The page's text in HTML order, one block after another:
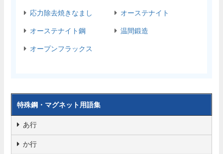
応力除去焼きなまし オーステナイト
オーステナイト鋼 温間鍛造
オープンフラックス
特殊鋼・マグネット用語集
あ行
か行